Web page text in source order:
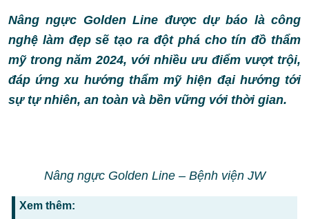
Nâng ngực Golden Line được dự báo là công
nghệ làm đẹp sẽ tạo ra đột phá cho tín đồ thẩm
mỹ trong năm 2024, với nhiều ưu điểm vượt trội,
đáp ứng xu hướng thẩm mỹ hiện đại hướng tới
sự tự nhiên, an toàn và bền vững với thời gian.
Nâng ngực Golden Line – Bệnh viện JW
Xem thêm: